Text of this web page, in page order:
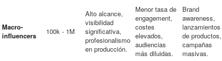
Macro-
influencers
100k - 1M
Alto alcance,
visibilidad
significativa,
profesionalismo
en producción.
Menor tasa de
engagement,
costes
elevados,
audiencias
más diluidas.
Brand
awareness,
lanzamientos
de productos,
campañas
masivas.